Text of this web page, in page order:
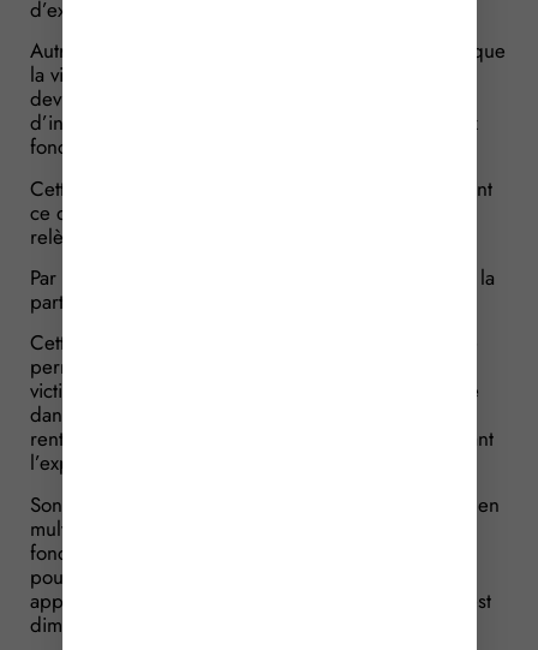
d’expliquer les raisons de cet écart.
Autre précision importante, sur le plan formel : lorsque
la victime obtient une rente, la décision de la caisse
devra désormais faire apparaître les 2 taux
d’incapacité, à savoir le taux professionnel et le taux
fonctionnel.
Cette distinction doit permettre d’identifier clairement
ce qui relève de la perte professionnelle et ce qui
relève du déficit fonctionnel permanent.
Par ailleurs, la possibilité de convertir une partie de la
part fonctionnelle en capital est précisée.
Cette option est ouverte lorsque le taux d’incapacité
permanente fonctionnelle atteint au moins 50 %. La
victime doit en faire la demande auprès de la caisse
dans un délai de 6 mois suivant la notification de la
rente. Le capital est ensuite versé dans le mois suivant
l’expiration de ce délai.
Son montant correspond à 20 % du produit obtenu en
multipliant le nombre de points d’incapacité
fonctionnelle par la valeur de point et par le
pourcentage de 50 %, dans la limite du plafond
applicable. En contrepartie, le montant de la rente est
diminué du capital versé.